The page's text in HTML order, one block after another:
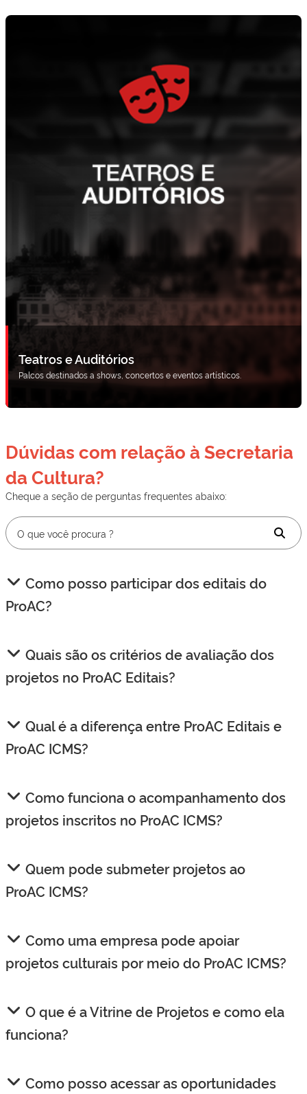
Teatros e Auditórios
Palcos destinados a shows, concertos e eventos artísticos.
Dúvidas com relação à Secretaria
da Cultura?
Cheque a seção de perguntas frequentes abaixo:
Como posso participar dos editais do
ProAC?
Quais são os critérios de avaliação dos
projetos no ProAC Editais?
Qual é a diferença entre ProAC Editais e
ProAC ICMS?
Como funciona o acompanhamento dos
projetos inscritos no ProAC ICMS?
Quem pode submeter projetos ao
ProAC ICMS?
Como uma empresa pode apoiar
projetos culturais por meio do ProAC ICMS?
O que é a Vitrine de Projetos e como ela
funciona?
Como posso acessar as oportunidades